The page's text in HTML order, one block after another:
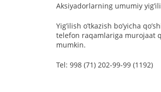
Аksiyadorlarning umumiy
Yigʼilish oʼtkazish boʼyicha
telefon raqamlariga murojaat
mumkin.
Tel: 998 (71) 202-99-99 (1192)